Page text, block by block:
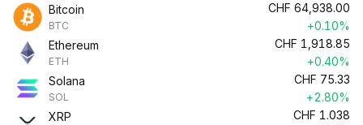
Bitcoin
BTC
CHF 64,938.00
+0.10%
Ethereum
ETH
CHF 1,918.85
+0.40%
Solana
SOL
CHF 75.33
+2.80%
XRP
CHF 1.038